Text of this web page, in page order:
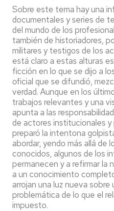
Sobre este tema hay una
documentales y series de
del mundo de los
también de historiadores,
militares y testigos de los
está claro a estas alturas
ficción en lo que se dijo a
oficial que se difundió,
verdad. Aunque en los
trabajos relevantes y una
apunta a las
de actores institucionales
preparó la intentona
abordar, yendo más allá de
conocidos, algunos de los
permanecen y a refirmar la
a un conocimiento
arrojan una luz nueva
problemática de lo que el
impuesto.